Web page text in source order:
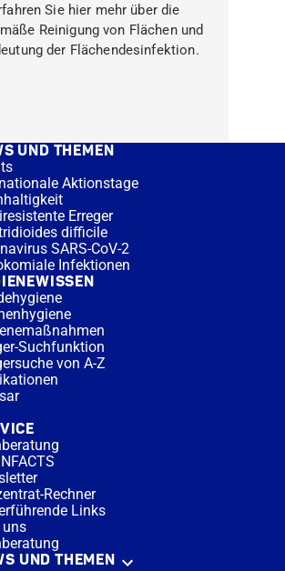
Sie hier mehr über die
Reinigung von Flächen und
der Flächendesinfektion.
UND THEMEN
Aktionstage
Erreger
difficile
SARS-CoV-2
Infektionen
Suchfunktion
von A-Z
Rechner
Links
uns
UND THEMEN